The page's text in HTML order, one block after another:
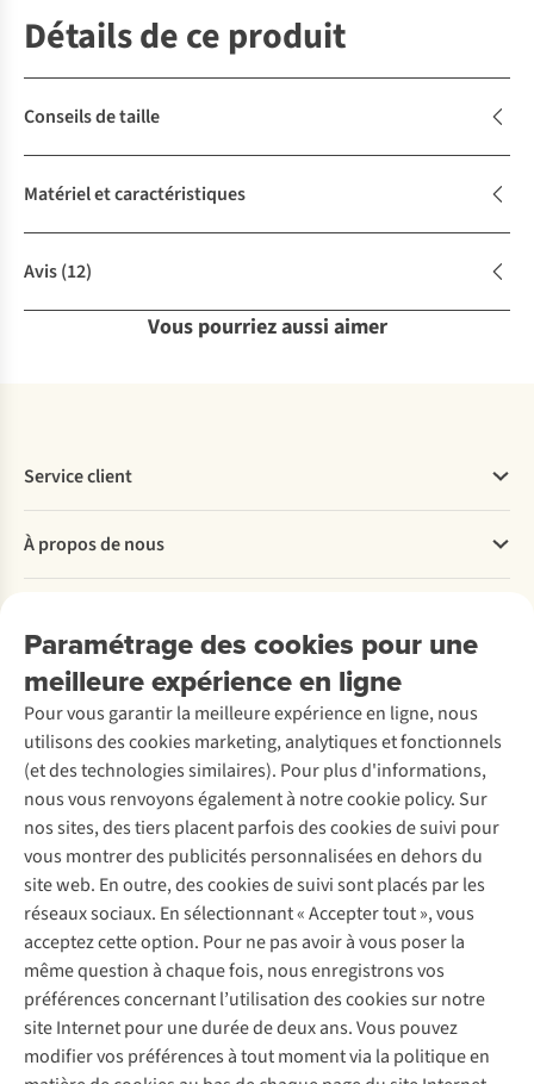
Détails de ce produit
Conseils de taille
Matériel et caractéristiques
Avis(12)
Vous pourriez aussi aimer
Paramétrage des cookies pour une
meilleure expérience en ligne
Pour vous garantir la meilleure expérience en ligne, nous
utilisons des cookies marketing, analytiques et fonctionnels
(et des technologies similaires). Pour plus d'informations,
nous vous renvoyons également à notre cookie policy. Sur
nos sites, des tiers placent parfois des cookies de suivi pour
vous montrer des publicités personnalisées en dehors du
site web. En outre, des cookies de suivi sont placés par les
réseaux sociaux. En sélectionnant « Accepter tout », vous
acceptez cette option. Pour ne pas avoir à vous poser la
même question à chaque fois, nous enregistrons vos
préférences concernant l’utilisation des cookies sur notre
site Internet pour une durée de deux ans. Vous pouvez
modifier vos préférences à tout moment via la politique en
Service client
Commander
Payer
Retourner
Rétractation d'une commande
Entretien & réparations
Garantie
Contactez-nous
À propos de nous
Entreprise responsable
À propos d’Ayacucho
Nos magasins
À propos d’A.S.Adventure
Déclaration d'accessibilité
Location / Location sports d’hiver
Seconde-main
Entretien de ski
Service de lavage
Entretien de chaussures
Réparation de chaussures
Réparation de vêtements
Retouches
Pour les entreprises
Découvrez
A.S.Magazine
Explore Camp
Expertise & conseils
Abonnez-vous à la newsletter
Suivez-nous
Mentions légales Politique de confidentialité